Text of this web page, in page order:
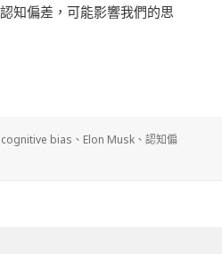
知偏差，可能影響我們的思
性中50種常見的認知偏差，成就最
標
cognitive bias 、 Elon Musk 、認知偏
50種常見的認知偏差，成就最好的自己〉